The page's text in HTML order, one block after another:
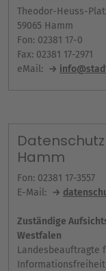
Theodor-Heuss-
59065 Hamm
Fon: 02381 17-0
Fax: 02381 17-2971
eMail:
Hamm
Fon: 02381 17-3557
E-Mail:
Zuständige
Westfalen
Landesbeauftragte